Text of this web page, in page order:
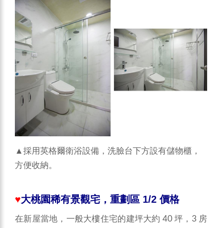
▲採用英格爾衛浴設備，洗臉台下方設有儲物櫃，
方便收納。
♥大桃園稀有景觀宅，重劃區 1/2 價格
在新屋當地，一般大樓住宅的建坪大約 40 坪，3 房